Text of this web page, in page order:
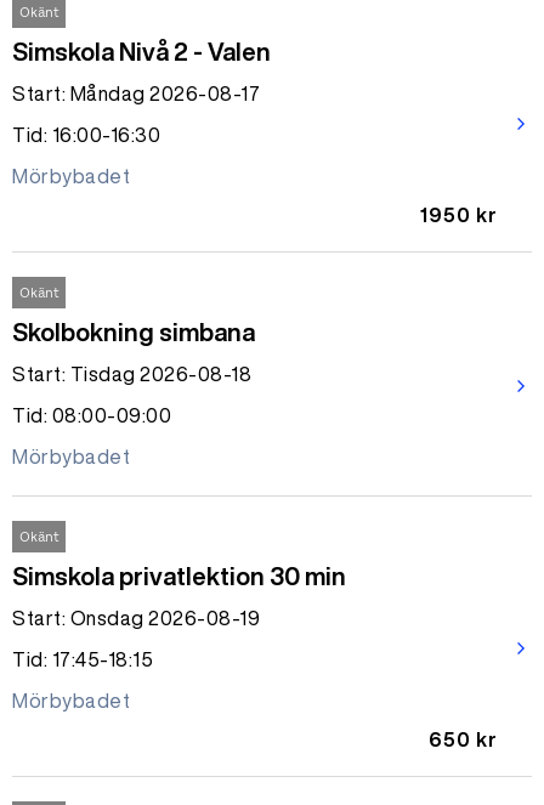
Okänt
Simskola Nivå 2 - Valen
Start: Måndag 2026-08-17
Tid: 16:00-16:30
Mörbybadet
1950 kr
arrow_forward_ios
Okänt
Skolbokning simbana
Start: Tisdag 2026-08-18
Tid: 08:00-09:00
Mörbybadet
arrow_forward_ios
Okänt
Simskola privatlektion 30 min
Start: Onsdag 2026-08-19
Tid: 17:45-18:15
Mörbybadet
650 kr
arrow_forward_ios